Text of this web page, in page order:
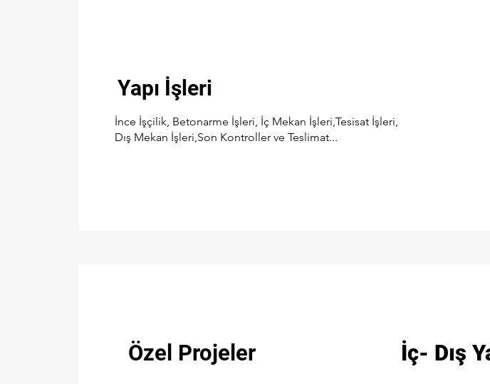
Yapı İşleri
İnce İşçilik, Betonarme İşleri, İç Mekan İşleri,Tesisat İşleri,
Dış Mekan İşleri,Son Kontroller ve Teslimat...
Özel Projeler İç- Dış